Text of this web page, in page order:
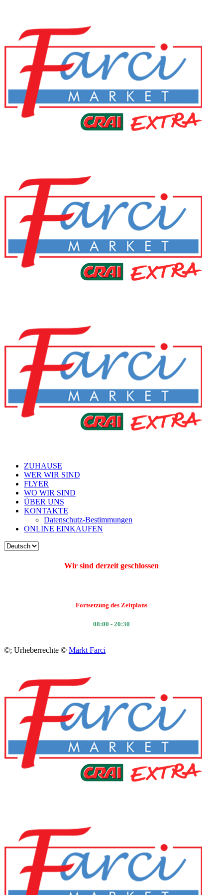
ZUHAUSE
WER WIR SIND
FLYER
WO WIR SIND
ÜBER UNS
KONTAKTE
Datenschutz-Bestimmungen
ONLINE EINKAUFEN
Wir sind derzeit geschlossen
Fortsetzung des Zeitplans
08:00 - 20:30
©; Urheberrechte © Markt Farci